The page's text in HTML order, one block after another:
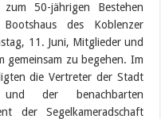
50-jährigen Bestehen
des Koblenzer
11. Juni, Mitglieder und
gemeinsam zu begehen. Im
die Vertreter der Stadt
der benachbarten
der Segelkameradschaft